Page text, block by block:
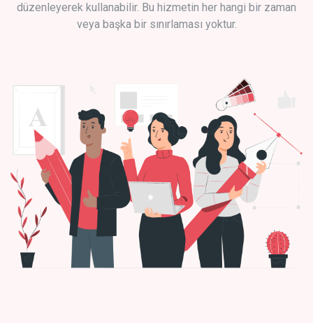
düzenleyerek kullanabilir. Bu hizmetin her hangi bir zaman
veya başka bir sınırlaması yoktur.